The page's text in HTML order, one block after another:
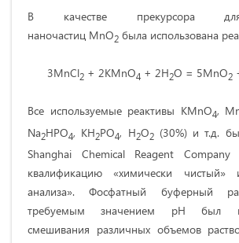
В качестве прекурсора
наночастиц MnO2 была использована
3MnCl2+ 2KMnO4 + 2H2O = 5MnO2
Все используемые реактивы KMnO4,
Na2HPO4, KH2PO4, H2O2(30%) и т.д.
Shanghai Chemical Reagent
квалификацию «химически
анализа». Фосфатный буферный
требуемым значением рН был
смешивания различных объемов